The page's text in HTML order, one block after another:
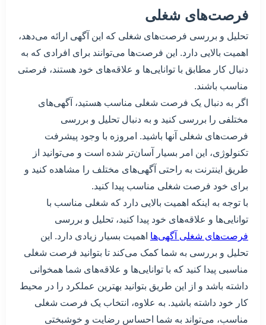
فرصت‌های شغلی
تحلیل و بررسی فرصت‌های شغلی که این آگهی ارائه می‌دهد،
اهمیت بالایی دارد. این فرصت‌ها می‌توانند برای افرادی که به
دنبال کار مطابق با توانایی‌ها و علاقه‌های خود هستند، فرصتی
مناسب باشند.
اگر به دنبال یک فرصت شغلی مناسب هستید، آگهی‌های
مختلفی را بررسی کنید و به دنبال تحلیل و بررسی
فرصت‌های شغلی آنها باشید. امروزه با وجود پیشرفت
تکنولوژی، این امر بسیار آسان‌تر شده است و می‌توانید از
طریق اینترنت به راحتی آگهی‌های مختلف را مشاهده کنید و
برای خود فرصت شغلی مناسب پیدا کنید.
با توجه به اینکه اهمیت بالایی دارد که شغلی مناسب با
توانایی‌ها و علاقه‌های خود پیدا کنید، تحلیل و بررسی
فرصت‌های شغلی آگهی‌ها اهمیت بسیار زیادی دارد. این
تحلیل و بررسی به شما کمک می‌کند تا بتوانید فرصت شغلی
مناسبی پیدا کنید که با توانایی‌ها و علاقه‌های شما همخوانی
داشته باشد و از این طریق بتوانید بهترین عملکرد را در محیط
کار خود داشته باشید. به علاوه، انتخاب یک فرصت شغلی
مناسب، می‌تواند به شما احساس رضایت و خوشبختی